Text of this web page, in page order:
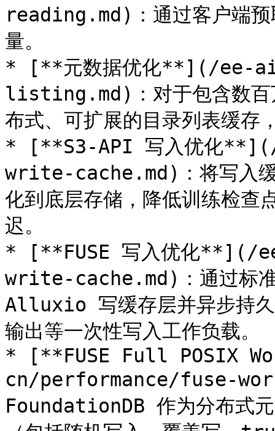
reading.md)：通过客户端预
量。
* [**元数据优化**](/ee-
listing.md)：对于包含数百
布式、可扩展的目录列表缓
* [**S3-API 写入优化
write-cache.md)：将写入
化到底层存储，降低训练检查
迟。
* [**FUSE 写入优化**](/
write-cache.md)：通过标准
Alluxio 写缓存层并异步持久
输出等一次性写入工作负载。
* [**FUSE Full POSIX
cn/performance/fuse-
FoundationDB 作为分布式